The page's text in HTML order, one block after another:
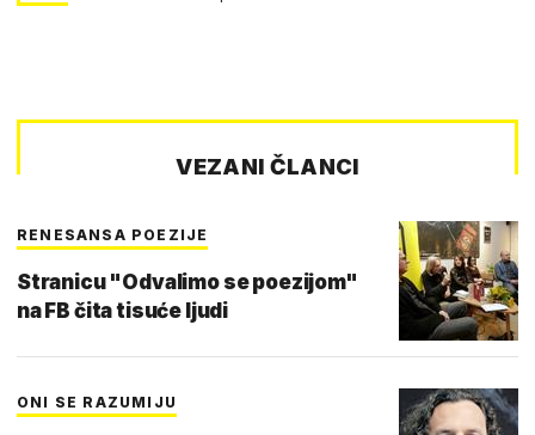
VEZANI ČLANCI
RENESANSA POEZIJE
Stranicu "Odvalimo se poezijom"
na FB čita tisuće ljudi
ONI SE RAZUMIJU